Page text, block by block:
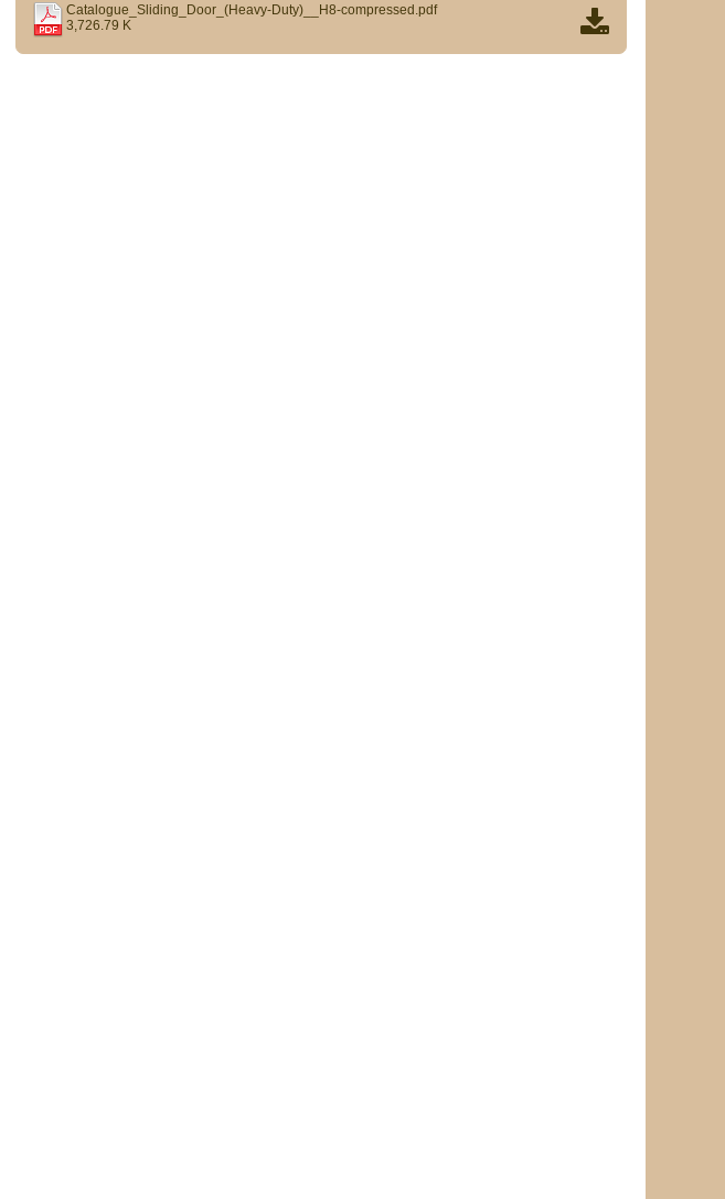
Catalogue_Sliding_Door_(Heavy-Duty)__H8-compressed.pdf
3,726.79 K